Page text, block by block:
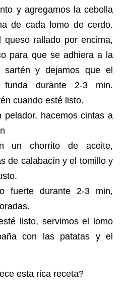
y agregamos la cebolla
de cada lomo de cerdo.
queso rallado por encima,
para que se adhiera a la
sartén y dejamos que el
durante 2-3 min.
cuando esté listo.
pelador, hacemos cintas a
un chorrito de aceite,
de calabacín y el tomillo y
fuerte durante 2-3 min,
listo, servimos el lomo
con las patatas y el
esta rica receta?